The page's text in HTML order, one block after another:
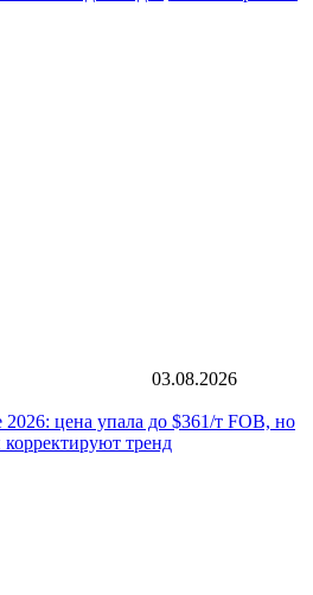
03.08.2026
цена упала до $361/т FOB, но
тренд